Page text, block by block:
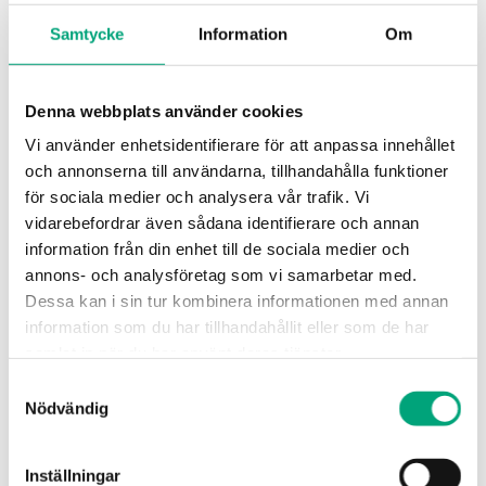
Samtycke Information Om
Denna webbplats använder cookies
Vi använder enhetsidentifierare för att anpassa innehållet
och annonserna till användarna, tillhandahålla funktioner
för sociala medier och analysera vår trafik. Vi
vidarebefordrar även sådana identifierare och annan
information från din enhet till de sociala medier och
annons- och analysföretag som vi samarbetar med.
Dessa kan i sin tur kombinera informationen med annan
information som du har tillhandahållit eller som de har
Nödvändig
Inställningar
Produktblad
Exigo 3.4 (EN)
Exigo (SV)
Instruktioner
Exigo 3.4 (EN, SV, DE, FR)
Manualer